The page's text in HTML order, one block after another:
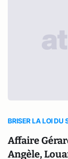
BRISER LA LOI DU
Affaire
Angèle,